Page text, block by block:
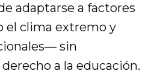
adaptarse a factores
clima extremo y
sin
a la educación.